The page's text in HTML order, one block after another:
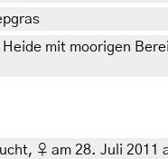
mit moorigen
♀ am 28. Juli